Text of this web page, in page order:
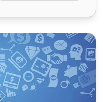
12 مقاييس إدارة المعرفة + مؤشرات الأداء الرئيسية